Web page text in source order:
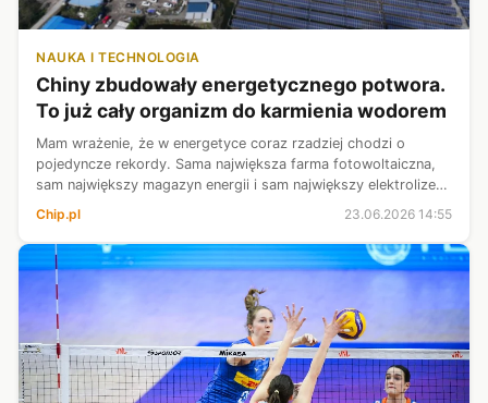
NAUKA I TECHNOLOGIA
Chiny zbudowały energetycznego potwora.
To już cały organizm do karmienia wodorem
Mam wrażenie, że w energetyce coraz rzadziej chodzi o
pojedyncze rekordy. Sama największa farma fotowoltaiczna,
sam największy magazyn energii i sam największy elektrolizer
Najciekawsze projekty zacz...
Chip.pl 23.06.2026 14:55